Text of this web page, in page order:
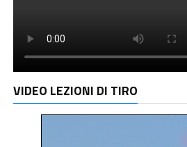
VIDEO LEZIONI DI TIRO